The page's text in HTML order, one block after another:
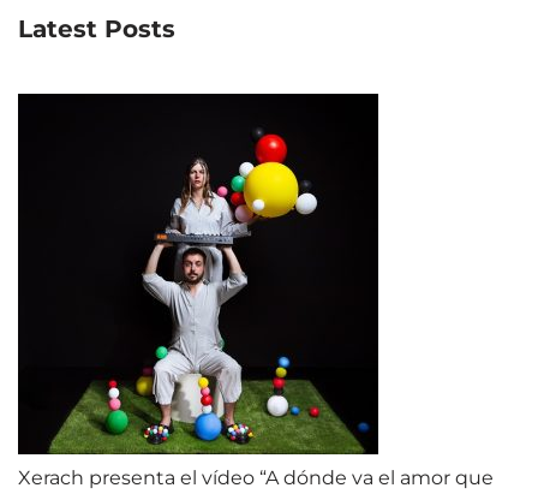
Latest Posts
Xerach presenta el vídeo “A dónde va el amor que